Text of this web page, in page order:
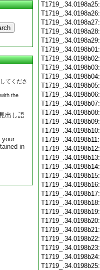
てくださ
the
出し語
your
in